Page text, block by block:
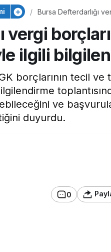
Bursa Defterdarlığı
vergi
ilgili
borçlarının tecil
ve
duyurdu.
0